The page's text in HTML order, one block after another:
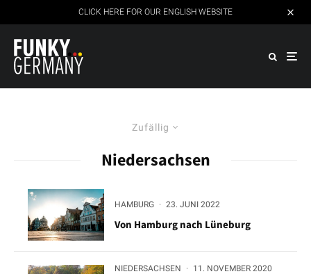
CLICK HERE FOR OUR ENGLISH WEBSITE
Zufällig
Niedersachsen
HAMBURG · 23. JUNI 2022
Von Hamburg nach Lüneburg
NIEDERSACHSEN · 11. NOVEMBER 2020